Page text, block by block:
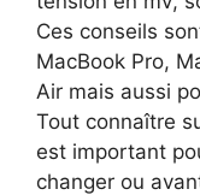
Ces conseils
MacBook Pro,
Air mais aussi
Tout connaître
est important
changer ou